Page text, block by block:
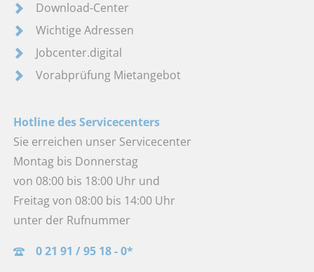
Download-Center
Wichtige Adressen
Jobcenter.digital
Vorabprüfung Mietangebot
Hotline des Servicecenters
Sie erreichen unser Servicecenter
Montag bis Donnerstag
von 08:00 bis 18:00 Uhr und
Freitag von 08:00 bis 14:00 Uhr
unter der Rufnummer
0 21 91 / 95 18 - 0*